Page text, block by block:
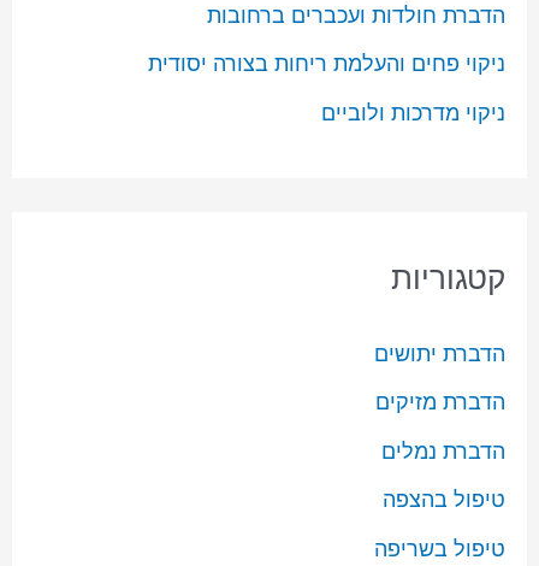
הדברת חולדות ועכברים ברחובות
ניקוי פחים והעלמת ריחות בצורה יסודית
ניקוי מדרכות ולוביים
קטגוריות
הדברת יתושים
הדברת מזיקים
הדברת נמלים
טיפול בהצפה
טיפול בשריפה